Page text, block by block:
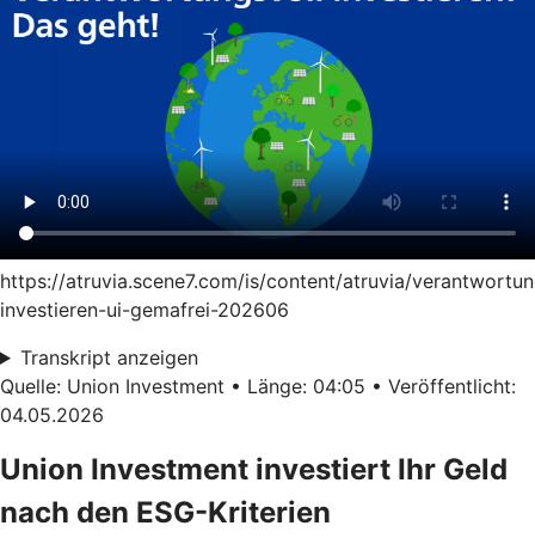
https://atruvia.scene7.com/is/content/atruvia/
investieren-ui-gemafrei-202606
Transkript anzeigen
Quelle: Union Investment • Länge: 04:05 • Veröffentlicht:
04.05.2026
Union Investment investiert Ihr Geld
nach den ESG-Kriterien